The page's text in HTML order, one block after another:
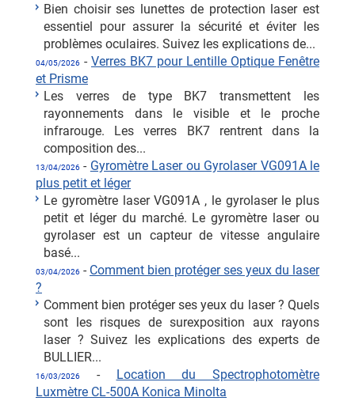
Bien choisir ses lunettes de protection laser est
essentiel pour assurer la sécurité et éviter les
problèmes oculaires. Suivez les explications de...
04/05/2026 - Verres BK7 pour Lentille Optique Fenêtre
et Prisme
Les verres de type BK7 transmettent les
rayonnements dans le visible et le proche
infrarouge. Les verres BK7 rentrent dans la
composition des...
13/04/2026 - Gyromètre Laser ou Gyrolaser VG091A le
plus petit et léger
Le gyromètre laser VG091A , le gyrolaser le plus
petit et léger du marché. Le gyromètre laser ou
gyrolaser est un capteur de vitesse angulaire
basé...
03/04/2026 - Comment bien protéger ses yeux du laser
?
Comment bien protéger ses yeux du laser ? Quels
sont les risques de surexposition aux rayons
laser ? Suivez les explications des experts de
BULLIER...
16/03/2026 - Location du Spectrophotomètre
Luxmètre CL-500A Konica Minolta